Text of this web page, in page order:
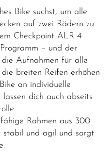
Bike suchst, um alle
auf zwei Rädern zu
Checkpoint ALR 4
– und der
die Aufnahmen für alle
breiten Reifen erhöhen
an individuelle
dich auch abseits
Rahmen aus 300
stabil und agil und sorgt